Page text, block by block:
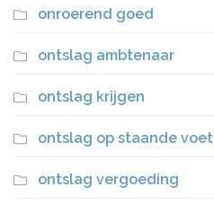
onroerend goed
ontslag ambtenaar
ontslag krijgen
ontslag op staande voet
ontslag vergoeding